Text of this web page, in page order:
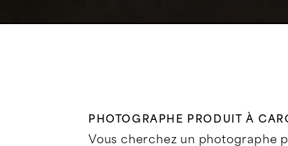
PHOTOGRAPHE PRODUIT À
Vous cherchez un photographe